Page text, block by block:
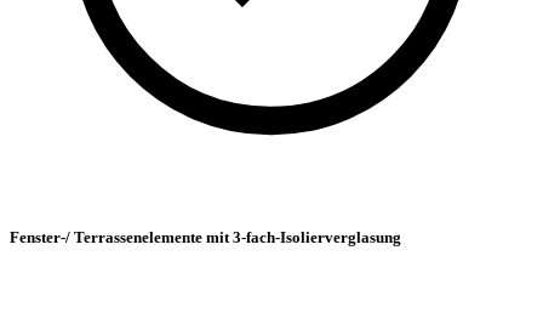
Fenster-/ Terrassenelemente mit 3-fach-Isolierverglasung